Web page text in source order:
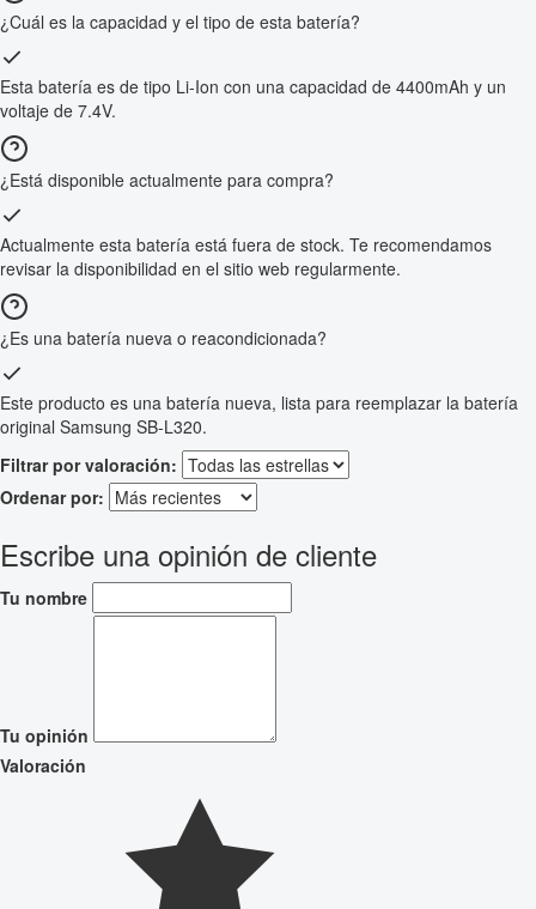
¿Cuál es la capacidad y el tipo de esta batería?
Esta batería es de tipo Li-Ion con una capacidad de 4400mAh y un
voltaje de 7.4V.
¿Está disponible actualmente para compra?
Actualmente esta batería está fuera de stock. Te recomendamos
revisar la disponibilidad en el sitio web regularmente.
¿Es una batería nueva o reacondicionada?
Este producto es una batería nueva, lista para reemplazar la batería
original Samsung SB-L320.
Filtrar por valoración:
Ordenar por:
Escribe una opinión de cliente
Tu nombre
Tu opinión
Valoración